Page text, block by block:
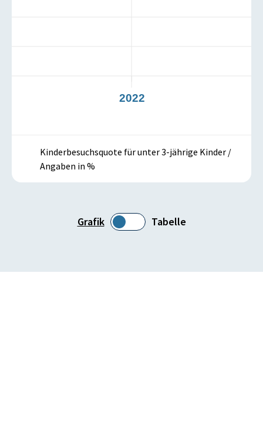
Grafik Tabelle
2022
Kinderbesuchsquote für unter 3-jährige Kinder /
Angaben in %